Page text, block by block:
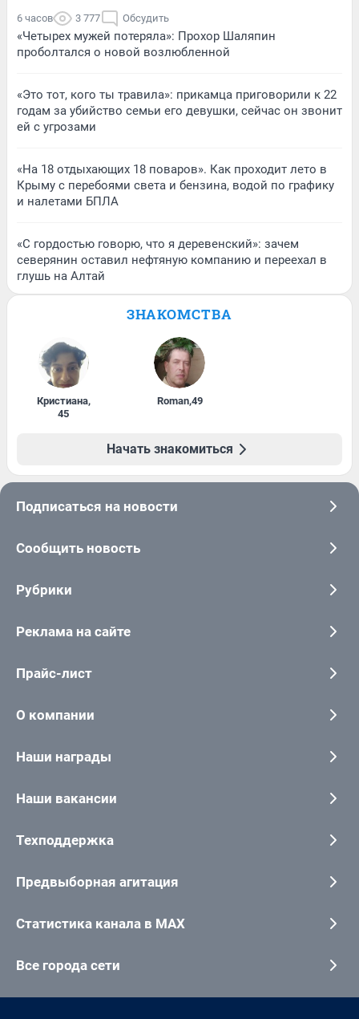
6 часов 3 777 Обсудить
«Четырех мужей потеряла»: Прохор Шаляпин
проболтался о новой возлюбленной
«Это тот, кого ты травила»: прикамца приговорили к 22
годам за убийство семьи его девушки, сейчас он звонит
ей с угрозами
«На 18 отдыхающих 18 поваров». Как проходит лето в
Крыму с перебоями света и бензина, водой по графику
и налетами БПЛА
«С гордостью говорю, что я деревенский»: зачем
северянин оставил нефтяную компанию и переехал в
глушь на Алтай
ЗНАКОМСТВА
Кристиана,
45
Roman,49
Начать знакомиться
Подписаться на новости
Сообщить новость
Рубрики
Реклама на сайте
Прайс-лист
О компании
Наши награды
Наши вакансии
Техподдержка
Предвыборная агитация
Статистика канала в MAX
Все города сети